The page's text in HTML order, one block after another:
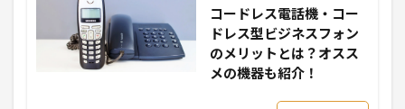
コードレス電話機・コー
ドレス型ビジネスフォン
のメリットとは？オスス
メの機器も紹介！